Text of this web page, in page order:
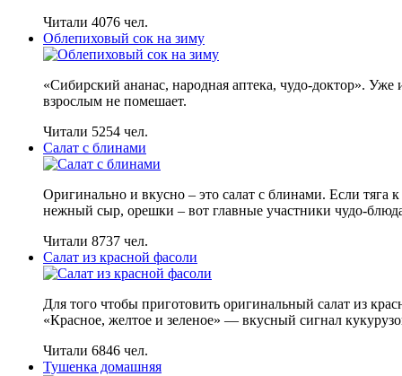
Читали 4076 чел.
Облепиховый сок на зиму
«Сибирский ананас, народная аптека, чудо-доктор». Уже
взрослым не помешает.
Читали 5254 чел.
Салат с блинами
Оригинально и вкусно – это салат с блинами. Если тяга
нежный сыр, орешки – вот главные участники чудо-
Читали 8737 чел.
Салат из красной фасоли
Для того чтобы приготовить оригинальный салат из
«Красное, желтое и зеленое» — вкусный сигнал
Читали 6846 чел.
Тушенка домашняя